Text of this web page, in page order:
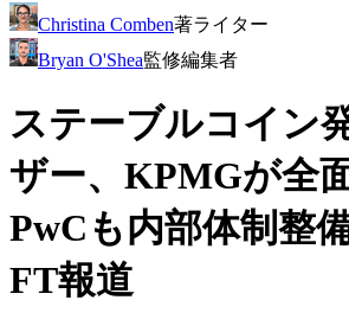
Christina Comben著ライター
Bryan O'Shea監修編集者
ステーブルコイン
ザー、KPMGが全
PwCも内部体制整
FT報道